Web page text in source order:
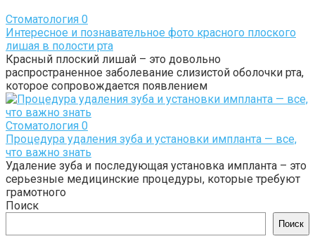
Стоматология 0
Интересное и познавательное фото красного плоского
лишая в полости рта
Красный плоский лишай – это довольно
распространенное заболевание слизистой оболочки рта,
которое сопровождается появлением
Стоматология 0
Процедура удаления зуба и установки импланта — все,
что важно знать
Удаление зуба и последующая установка импланта – это
серьезные медицинские процедуры, которые требуют
грамотного
Поиск
Поиск